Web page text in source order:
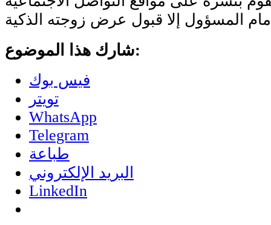
شارك هذا الموضوع:
فيس بوك
تويتر
WhatsApp
Telegram
طباعة
البريد الإلكتروني
LinkedIn